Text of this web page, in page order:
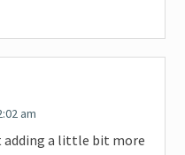
am
adding a little bit more